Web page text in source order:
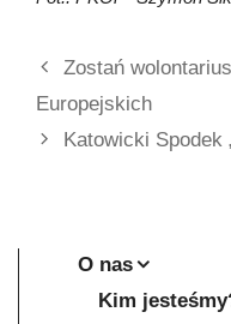
Zostań
Europejskich
Katowicki Spodek
O nas
Kim